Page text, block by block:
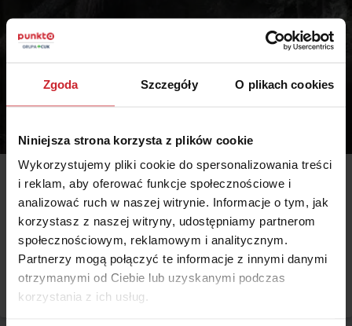
Zgoda Szczegóły O plikach cookies
Niniejsza strona korzysta z plików cookie
Wykorzystujemy pliki cookie do spersonalizowania treści
i reklam, aby oferować funkcje społecznościowe i
analizować ruch w naszej witrynie. Informacje o tym, jak
korzystasz z naszej witryny, udostępniamy partnerom
społecznościowym, reklamowym i analitycznym.
Partnerzy mogą połączyć te informacje z innymi danymi
otrzymanymi od Ciebie lub uzyskanymi podczas
korzystania z ich usług.
2014.08.28
Młodzi nieubezpieczeni
Pokolenie, które dorastało na początku trzeciego tysiąclecia to
grupa, która najrzadziej ze wszystkich dorosłych decyduje się na
zakup ubezpieczeń. Nie jest to znowu takie zaskakujące w świetle
bezrobocia, bezlitosnego rynku nieruchomości i późnego wieku
inicjacji życia rodzinnego wśród współczesnych. Młodzi dorośli
Czytaj więcej